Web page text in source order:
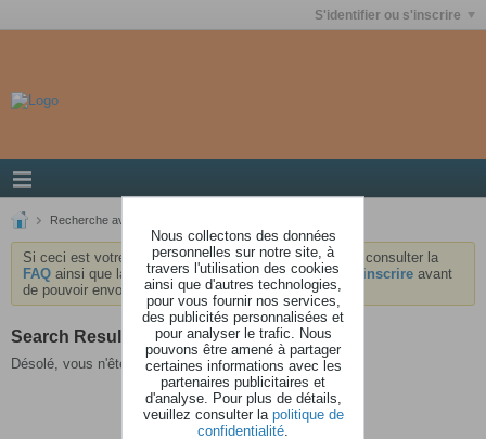
S'identifier ou s'inscrire
Recherche avancée
Si ceci est votre première visite, nous vous invitons à consulter la
FAQ ainsi que la chartedu forum . Vous devrez vous inscrire avant
de pouvoir envoyer des messages.
Search Result
Désolé, vous n'êtes pas autorisé à voir cette page.
Nous collectons des données
personnelles sur notre site, à
travers l'utilisation des cookies
ainsi que d'autres technologies,
pour vous fournir nos services,
des publicités personnalisées et
pour analyser le trafic. Nous
pouvons être amené à partager
certaines informations avec les
partenaires publicitaires et
d'analyse. Pour plus de détails,
veuillez consulter la politique de
confidentialité